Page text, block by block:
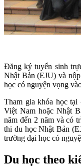
Đăng ký tuyển sinh
Nhật Bản (EJU) và
học có nguyện vọng
Tham gia khóa học tại
Việt Nam hoặc Nhật
năm đến 2 năm và có
thi du học Nhật Bản
trường đại học có
Du học theo